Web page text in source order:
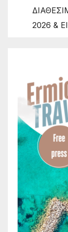
2026 &